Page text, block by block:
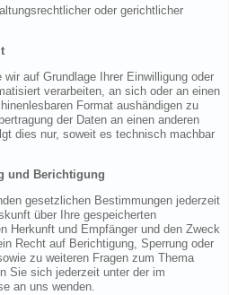
oder gerichtlicher
auf Grundlage Ihrer Einwilligung oder
verarbeiten, an sich oder an einen
Format aushändigen zu
der Daten an einen anderen
dies nur, soweit es technisch machbar
und Berichtigung
gesetzlichen Bestimmungen jederzeit
über Ihre gespeicherten
Herkunft und Empfänger und den Zweck
Recht auf Berichtigung, Sperrung oder
zu weiteren Fragen zum Thema
Sie sich jederzeit unter der im
an uns wenden.